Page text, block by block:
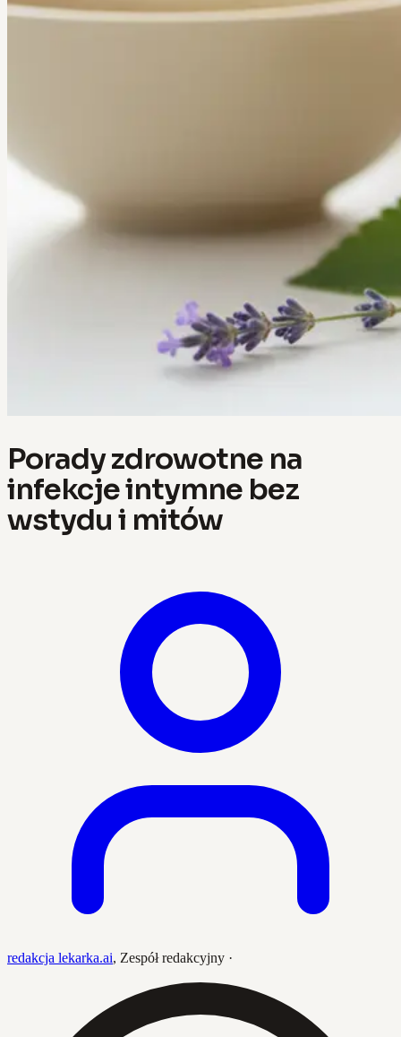
Porady zdrowotne na
infekcje intymne bez
wstydu i mitów
redakcja lekarka.ai, Zespół redakcyjny ·